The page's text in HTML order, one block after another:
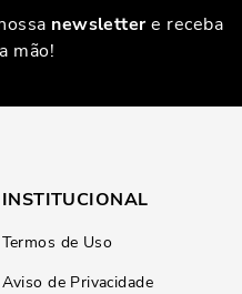
newslettere receba
mão!
INSTITUCIONAL
Termos de Uso
Aviso de Privacidade